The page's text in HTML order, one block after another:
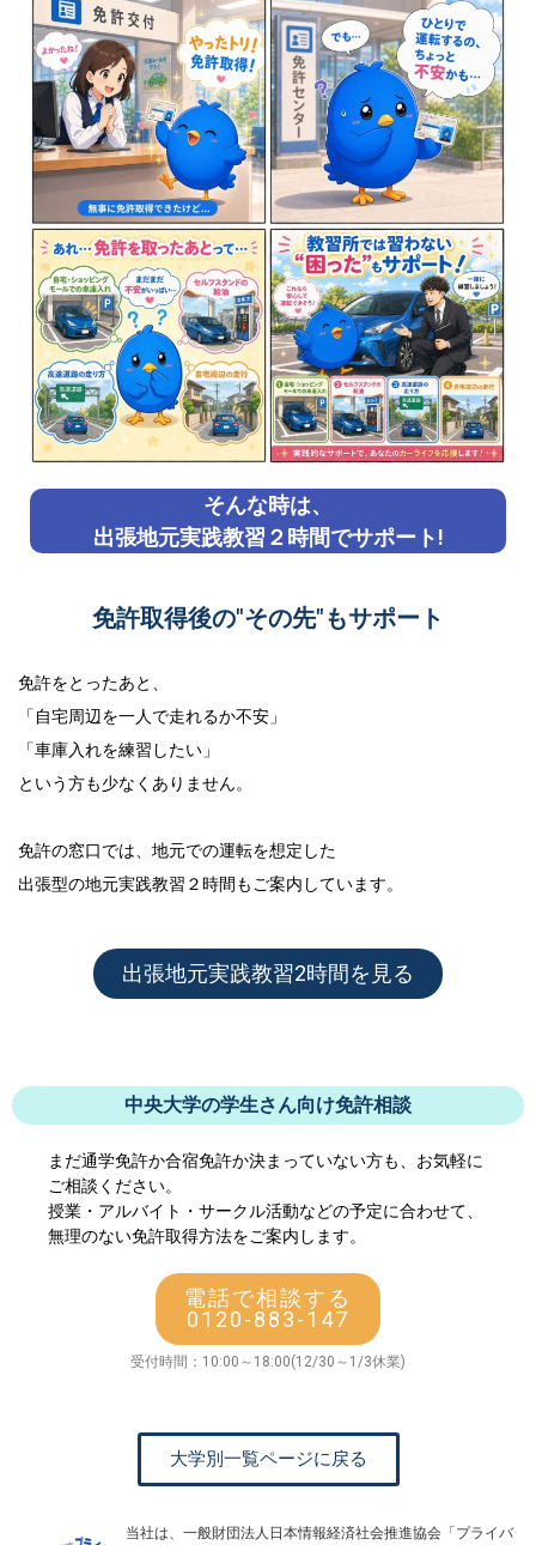
そんな時は、
出張地元実践教習２時間でサポート!
免許取得後の"その先"もサポート
免許をとったあと、
「自宅周辺を一人で走れるか不安」
「車庫入れを練習したい」
という方も少なくありません。
免許の窓口では、地元での運転を想定した
出張型の地元実践教習２時間 もご案内しています。
出張地元実践教習2時間を見る
中央大学の学生さん向け免許相談
まだ通学免許か合宿免許か決まっていない方も、お気軽に
ご相談ください。
授業・アルバイト・サークル活動などの予定に合わせて、
無理のない免許取得方法をご案内します。
電話で相談する
0120-883-147
受付時間：10:00～18:00(12/30～1/3休業)
大学別一覧ページに戻る
当社は、一般財団法人日本情報経済社会推進協会「プライバ